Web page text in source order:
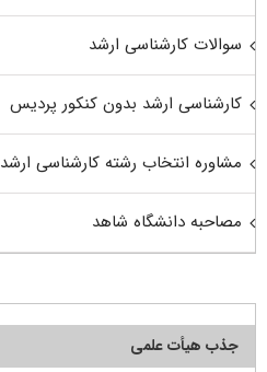
سوالات کارشناسی ارشد
کارشناسی ارشد بدون کنکور پردیس
مشاوره انتخاب رشته کارشناسی ارشد
مصاحبه دانشگاه شاهد
جذب هیأت علمی